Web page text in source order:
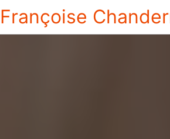
Françoise